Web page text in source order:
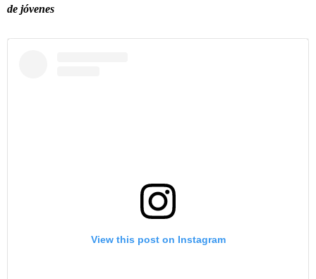
de jóvenes
View this post on Instagram